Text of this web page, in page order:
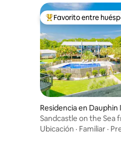
De los mejores en
Favorito entre
Residencia en Dauphin
Sandcastle on the Sea
piscinas
Ubicación · Familiar ·